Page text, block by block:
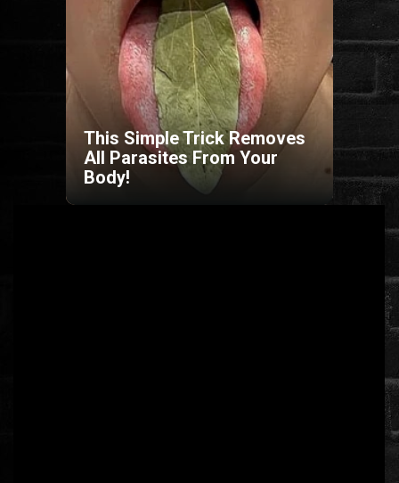
ANIMÁCIÓSThis Simple Trick Removes
All Parasites From Your
Body!